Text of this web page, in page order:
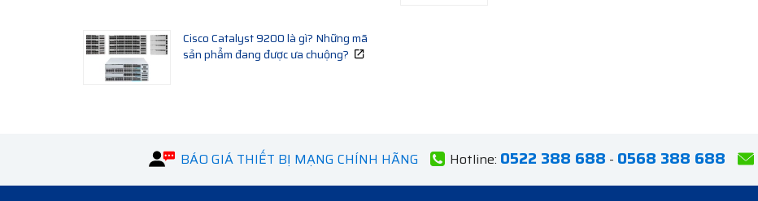
Cisco Catalyst 9200 là gì? Những mã
sản phẩm đang được ưa chuộng?
BÁO GIÁ THIẾT BỊ MẠNG CHÍNH HÃNG Hotline: 0522 388 688 - 0568 388 688